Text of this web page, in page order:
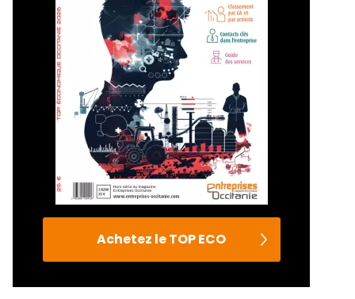
Achetez le TOP ECO